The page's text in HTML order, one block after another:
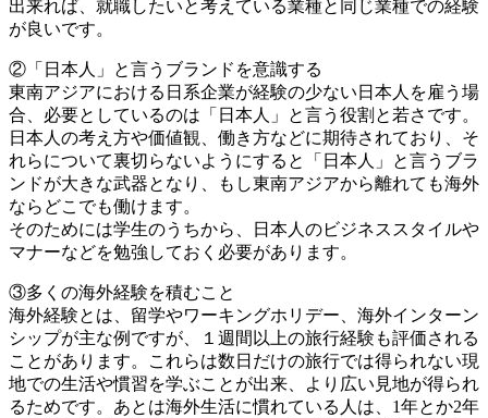
出来れば、就職したいと考えている業種と同じ業種での経験
が良いです。
②「日本人」と言うブランドを意識する
東南アジアにおける日系企業が経験の少ない日本人を雇う場
合、必要としているのは「日本人」と言う役割と若さです。
日本人の考え方や価値観、働き方などに期待されており、そ
れらについて裏切らないようにすると「日本人」と言うブラ
ンドが大きな武器となり、もし東南アジアから離れても海外
ならどこでも働けます。
そのためには学生のうちから、日本人のビジネススタイルや
マナーなどを勉強しておく必要があります。
③多くの海外経験を積むこと
海外経験とは、留学やワーキングホリデー、海外インターン
シップが主な例ですが、１週間以上の旅行経験も評価される
ことがあります。これらは数日だけの旅行では得られない現
地での生活や慣習を学ぶことが出来、より広い見地が得られ
るためです。あとは海外生活に慣れている人は、1年とか2年